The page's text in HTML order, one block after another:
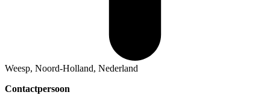
Weesp, Noord-Holland, Nederland
Contactpersoon